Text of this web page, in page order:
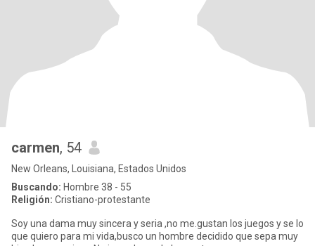
carmen, 54
New Orleans, Louisiana, Estados Unidos
Buscando: Hombre 38 - 55
Religión: Cristiano-protestante
Soy una dama muy sincera y seria ,no me.gustan los juegos y se lo
que quiero para mi vida,busco un hombre decidido que sepa muy